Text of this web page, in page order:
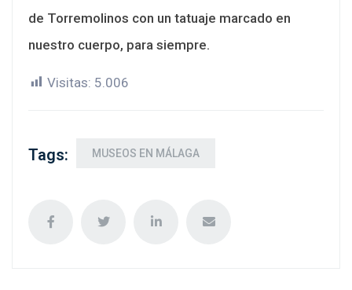
de Torremolinos con un tatuaje marcado en
nuestro cuerpo, para siempre.
Visitas: 5.006
Tags: MUSEOS EN MÁLAGA